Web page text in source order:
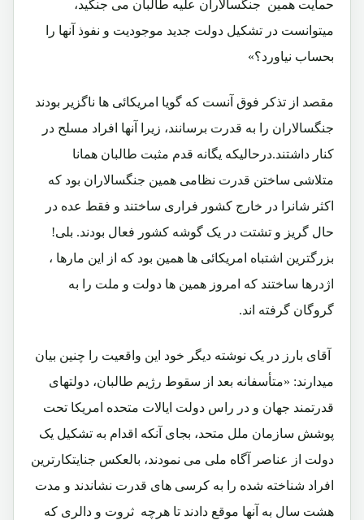
حمایت همین جنگسالاران علیه طالبان می جنگید،
میتوانست در تشکیل دولت جدید موجودیت و نفوذ آنها را
بحساب نیاورد؟»
مقصد از تذکر فوق آنست که گویا امریکائی ها ناگزیر بودند
جنگسالاران را به قدرت برسانند، زیرا آنها افراد مسلح در
کنار داشتند.درحالیکه یگانه قدم مثبت طالبان همانا
متلاشی ساختن قدرت نظامی همین جنگسالاران بود که
اکثر شانرا در خارج کشور فراری ساختند و فقط عده در
حال گریز و تشتت در یک گوشه کشور فعال بودند. بلی!
بزرگترین اشتباه امریکائی ها همین بود که از این مارها ،
اژدرها ساختند که امروز همین ها دولت و ملت را به
گروگان گرفته اند.
آقای بارز در یک نوشته دیگر خود این واقعیت را چنین بیان
میدارند: «متأسفانه بعد از سقوط رژیم طالبان، دولتهای
قدرتمند جهان و در راس دولت ایالات متحده امریکا تحت
پوشش سازمان ملل متحد، بجای آنکه اقدام به تشکیل یک
دولت از عناصر آگاه ملی می نمودند، بالعکس جنایتکارترین
افراد شناخته شده را به کرسی های قدرت نشاندند و مدت
هشت سال به آنها موقع دادند تا هرچه ثروت و دالری که